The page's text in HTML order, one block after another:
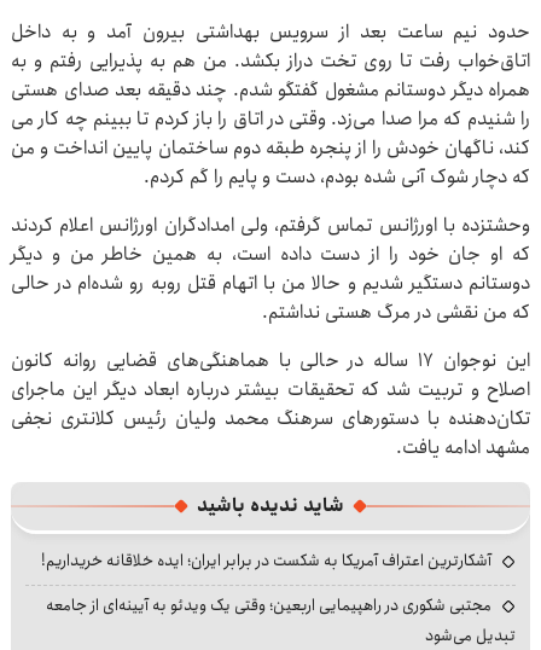
حدود نیم ساعت بعد از سرویس بهداشتی بیرون آمد و به داخل
اتاق‌خواب رفت تا روی تخت دراز بکشد. من هم به پذیرایی رفتم و به
همراه دیگر دوستانم مشغول گفتگو شدم. چند دقیقه بعد صدای هستی
را شنیدم که مرا صدا می‌زد. وقتی در اتاق را باز کردم تا ببینم چه کار می
کند، ناگهان خودش را از پنجره طبقه دوم ساختمان پایین انداخت و من
که دچار شوک آنی شده بودم، دست و پایم را گم کردم.
وحشتزده با اورژانس تماس گرفتم، ولی امدادگران اورژانس اعلام کردند
که او جان خود را از دست داده است، به همین خاطر من و دیگر
دوستانم دستگیر شدیم و حالا من با اتهام قتل روبه رو شده‌ام در حالی
که من نقشی در مرگ هستی نداشتم.
این نوجوان ۱۷ ساله در حالی با هماهنگی‌های قضایی روانه کانون
اصلاح و تربیت شد که تحقیقات بیشتر درباره ابعاد دیگر این ماجرای
تکان‌دهنده با دستورهای سرهنگ محمد ولیان رئیس کلانتری نجفی
مشهد ادامه یافت.
شاید ندیده باشید
آشکارترین اعتراف آمریکا به شکست در برابر ایران؛ ایده خلاقانه خریداریم!
مجتبی شکوری در راهپیمایی اربعین؛ وقتی یک ویدئو به آیینه‌ای از جامعه
تبدیل می‌شود